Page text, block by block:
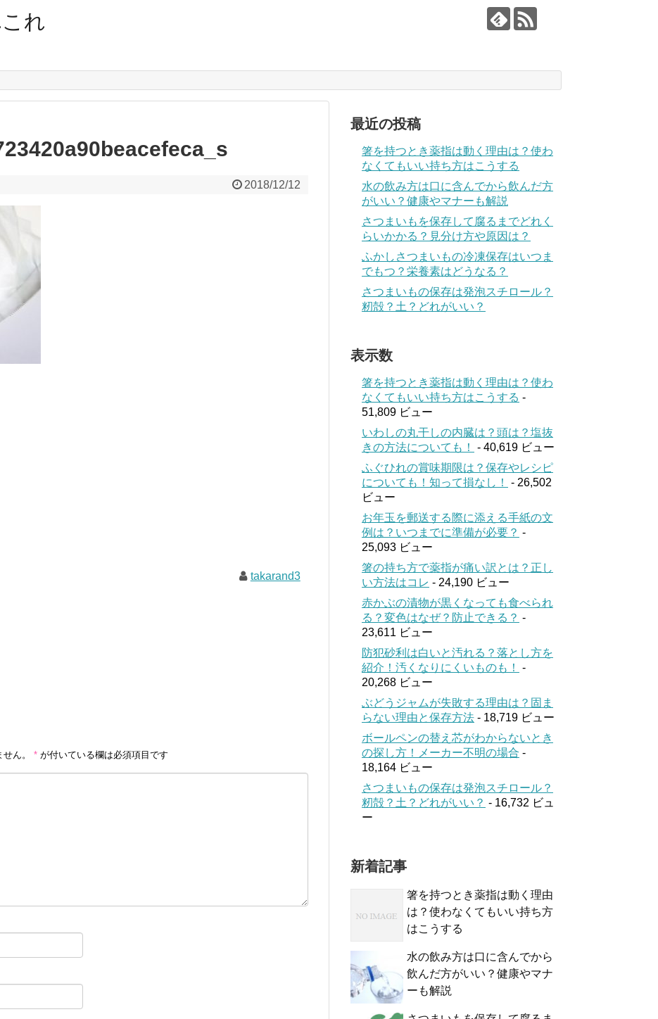
れ
2018/12/12
takarand3
ん。 * が付いている欄は必須項目です
最近の投稿
箸を持つとき薬指は動く理由は？使わ
なくてもいい持ち方はこうする
水の飲み方は口に含んでから飲んだ方
がいい？健康やマナーも解説
さつまいもを保存して腐るまでどれく
らいかかる？見分け方や原因は？
ふかしさつまいもの冷凍保存はいつま
でもつ？栄養素はどうなる？
さつまいもの保存は発泡スチロール？
籾殻？土？どれがいい？
表示数
箸を持つとき薬指は動く理由は？使わ
なくてもいい持ち方はこうする -
51,809 ビュー
いわしの丸干しの内臓は？頭は？塩抜
きの方法についても！
- 40,619 ビュー
ふぐひれの賞味期限は？保存やレシピ
についても！知って損なし！
- 26,502
ビュー
お年玉を郵送する際に添える手紙の文
例は？いつまでに準備が必要？ -
25,093 ビュー
箸の持ち方で薬指が痛い訳とは？正し
い方法はコレ - 24,190 ビュー
赤かぶの漬物が黒くなっても食べられ
る？変色はなぜ？防止できる？ -
23,611 ビュー
防犯砂利は白いと汚れる？落とし方を
紹介！汚くなりにくいものも！
-
20,268 ビュー
ぶどうジャムが失敗する理由は？固ま
らない理由と保存方法 - 18,719 ビュー
ボールペンの替え芯がわからないとき
の探し方！メーカー不明の場合 -
18,164 ビュー
さつまいもの保存は発泡スチロール？
籾殻？土？どれがいい？ - 16,732 ビュ
ー
新着記事
箸を持つとき薬指は動く理由
は？使わなくてもいい持ち方
はこうする
水の飲み方は口に含んでから
飲んだ方がいい？健康やマナ
ーも解説